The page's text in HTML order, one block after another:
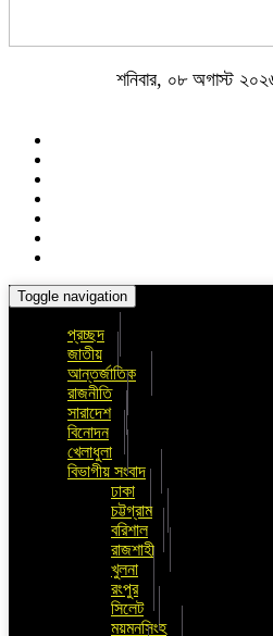
শনিবার, ০৮ অগাস্ট
Toggle navigation
প্রচ্ছদ
জাতীয়
আন্তর্জাতিক
রাজনীতি
সারাদেশ
বিনোদন
খেলাধুলা
বিভাগীয় সংবাদ
ঢাকা
চট্টগ্রাম
বরিশাল
রাজশাহী
খুলনা
রংপুর
সিলেট
ময়মনসিংহ